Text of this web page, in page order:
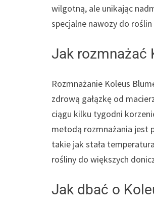
wilgotną, ale unikając
specjalne nawozy do roślin
Jak rozmnażać
Rozmnażanie Koleus
zdrową gałązkę od
ciągu kilku tygodni
metodą rozmnażania jest
takie jak stała
rośliny do większych
Jak dbać o